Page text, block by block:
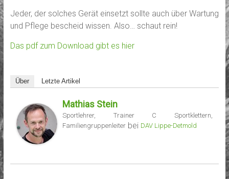
Jeder, der solches Gerät einsetzt sollte auch über Wartung
und Pflege bescheid wissen. Also… schaut rein!
Das pdf zum Download gibt es hier
Über Letzte Artikel
Mathias Stein
Sportlehrer, Trainer C Sportklettern,
Familiengruppenleiterbei DAV Lippe-Detmold